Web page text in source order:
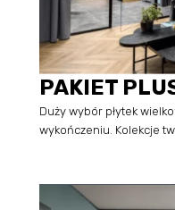
PAKIET
Duży wybór płytek
wykończeniu. Kolekcje